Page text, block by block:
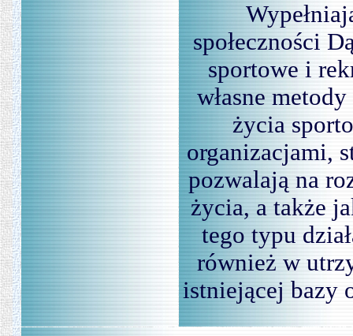
społeczności
sportowe i
własne
życia
organizacjami,
pozwalają na
życia, a także
tego typu
również w
istniejącej bazy